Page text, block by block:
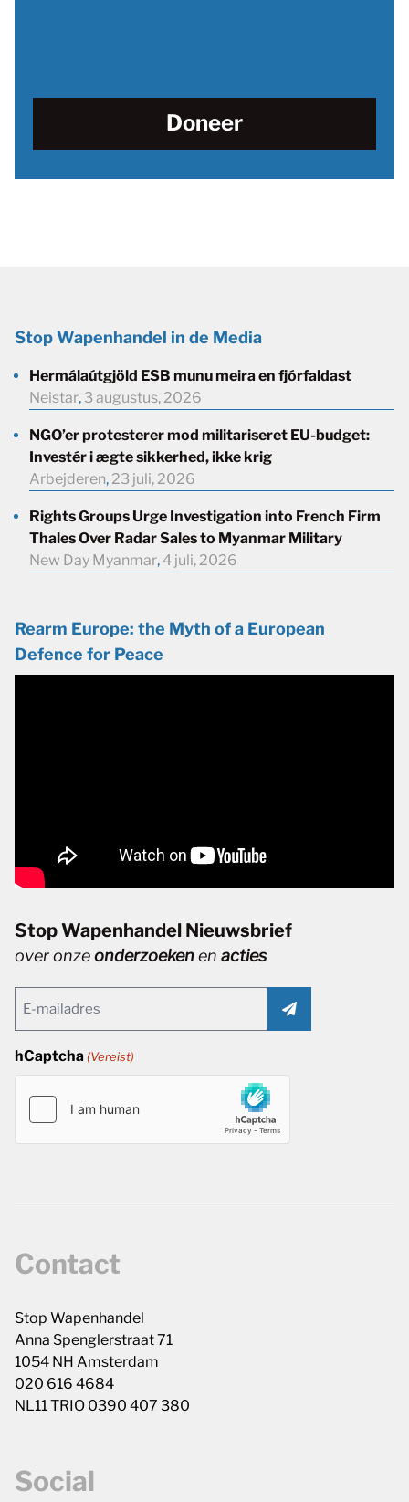
Doneer
Stop Wapenhandel in de Media
Hermálaútgjöld ESB munu meira en fjórfaldast
Neistar, 3 augustus, 2026
NGO’er protesterer mod militariseret EU-budget:
Investér i ægte sikkerhed, ikke krig
Arbejderen, 23 juli, 2026
Rights Groups Urge Investigation into French Firm
Thales Over Radar Sales to Myanmar Military
New Day Myanmar, 4 juli, 2026
Rearm Europe: the Myth of a European
Defence for Peace
Stop Wapenhandel Nieuwsbrief
over onzeonderzoekenen acties
(Vereist)
hCaptcha (Vereist)
Contact
Stop Wapenhandel
Anna Spenglerstraat 71
1054 NH Amsterdam
020 616 4684
NL11 TRIO 0390 407 380
Social